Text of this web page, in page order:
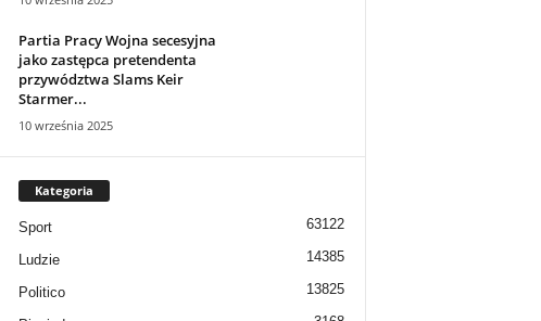
Partia Pracy Wojna secesyjna
jako zastępca pretendenta
przywództwa Slams Keir
Starmer...
10 września 2025
Kategoria
Sport 63122
Ludzie 14385
Politico 13825